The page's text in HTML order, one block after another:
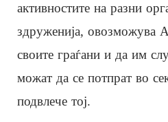
активностите на разни
здруженија, овозможува
своите граѓани и да им
можат да се потпрат во
подвлече тој.